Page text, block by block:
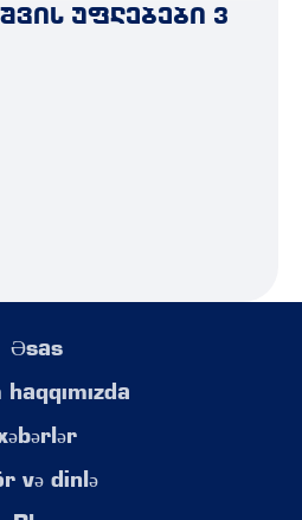
უფლებები 3
Əsas
və dinlə